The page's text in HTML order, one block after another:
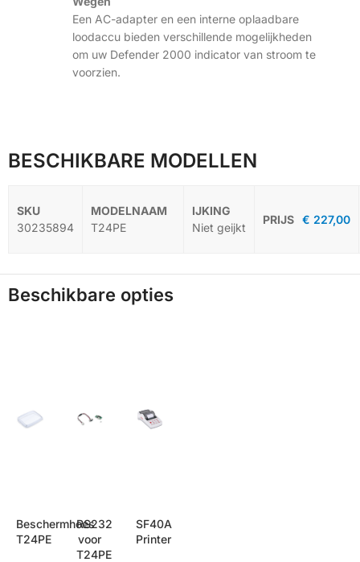
Een AC-adapter en een interne oplaadbare
loodaccu bieden verschillende mogelijkheden
om uw Defender 2000 indicator van stroom te
voorzien.
BESCHIKBARE MODELLEN
30235894 T24PE Niet geijkt
€ 227,00
-
Beschikbare opties
Beschermhoes
T24PE
RS232
voor
T24PE
SF40A
Printer